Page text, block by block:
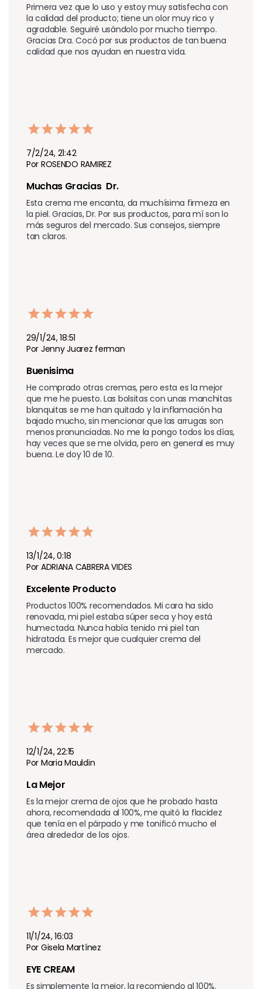
Primera vez que lo uso y estoy muy satisfecha con
la calidad del producto; tiene un olor muy rico y
agradable. Seguiré usándolo por mucho tiempo.
Gracias Dra. Cocó por sus productos de tan buena
calidad que nos ayudan en nuestra vida.
7/2/24, 21:42
Por ROSENDO RAMIREZ
Muchas Gracias  Dr.
Esta crema me encanta, da muchísima firmeza en
la piel. Gracias, Dr. Por sus productos, para mí son lo
más seguros del mercado. Sus consejos, siempre
tan claros.
29/1/24, 18:51
Por Jenny Juarez ferman
Buenisima
He comprado otras cremas, pero esta es la mejor
que me he puesto. Las bolsitas con unas manchitas
blanquitas se me han quitado y la inflamación ha
bajado mucho, sin mencionar que las arrugas son
menos pronunciadas. No me la pongo todos los días,
hay veces que se me olvida, pero en general es muy
buena. Le doy 10 de 10.
13/1/24, 0:18
Por ADRIANA CABRERA VIDES
Excelente Producto
Productos 100% recomendados. Mi cara ha sido
renovada, mi piel estaba súper seca y hoy está
humectada. Nunca había tenido mi piel tan
hidratada. Es mejor que cualquier crema del
mercado.
12/1/24, 22:15
Por Maria Mauldin
La Mejor
Es la mejor crema de ojos que he probado hasta
ahora, recomendada al 100%, me quitó la flacidez
que tenía en el párpado y me tonificó mucho el
área alrededor de los ojos.
11/1/24, 16:03
Por Gisela Martínez
EYE CREAM
Es simplemente la mejor, la recomiendo al 100%.